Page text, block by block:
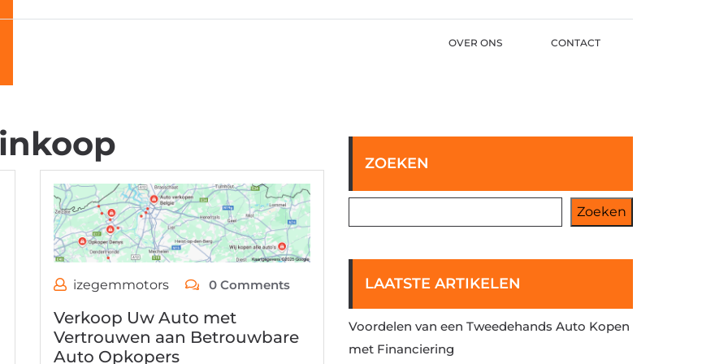
OVER ONS CONTACT
izegemmotors 0 Comments
Verkoop Uw Auto met
Vertrouwen aan Betrouwbare
Auto Opkopers
ZOEKEN
Zoeken
LAATSTE ARTIKELEN
Voordelen van een Tweedehands Auto Kopen
met Financiering